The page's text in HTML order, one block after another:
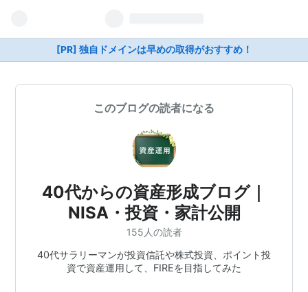
[PR] 独自ドメインは早めの取得がおすすめ！
このブログの読者になる
40代からの資産形成ブログ｜
NISA・投資・家計公開
155人の読者
40代サラリーマンが投資信託や株式投資、ポイント投
資で資産運用して、FIREを目指してみた